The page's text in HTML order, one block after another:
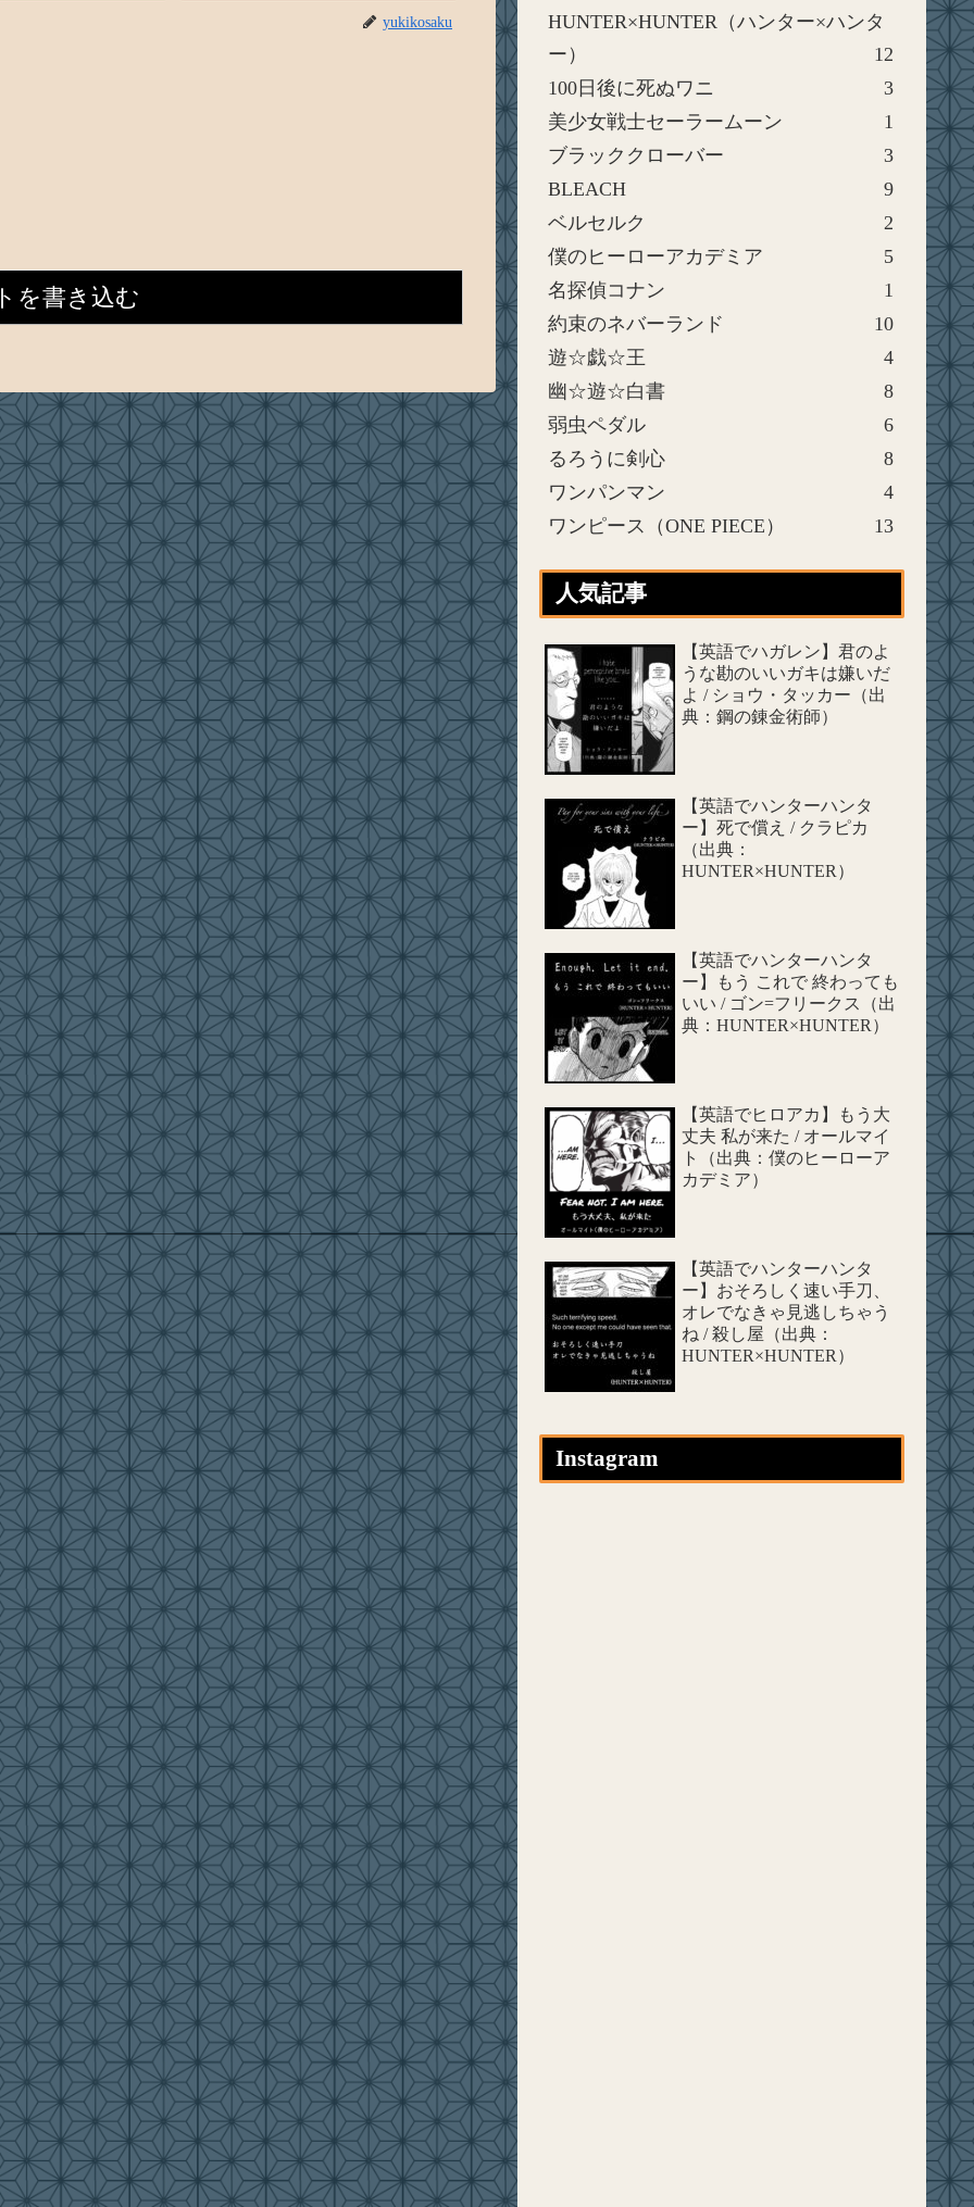
yukikosaku
を書き込む
HUNTER×HUNTER（ハンター×ハンタ
ー）
12
100日後に死ぬワニ
3
美少女戦士セーラームーン
1
ブラッククローバー
3
BLEACH
9
ベルセルク
2
僕のヒーローアカデミア
5
名探偵コナン
1
約束のネバーランド
10
遊☆戯☆王
4
幽☆遊☆白書
8
弱虫ペダル
6
るろうに剣心
8
ワンパンマン
4
ワンピース（ONE PIECE）
13
人気記事
【英語でハガレン】君のよ
うな勘のいいガキは嫌いだ
よ / ショウ・タッカー（出
典：鋼の錬金術師）
【英語でハンターハンタ
ー】死で償え / クラピカ
（出典：
HUNTER×HUNTER）
【英語でハンターハンタ
ー】もう これで 終わっても
いい / ゴン=フリークス（出
典：HUNTER×HUNTER）
【英語でヒロアカ】もう大
丈夫 私が来た / オールマイ
ト（出典：僕のヒーローア
カデミア）
【英語でハンターハンタ
ー】おそろしく速い手刀、
オレでなきゃ見逃しちゃう
ね / 殺し屋（出典：
HUNTER×HUNTER）
Instagram